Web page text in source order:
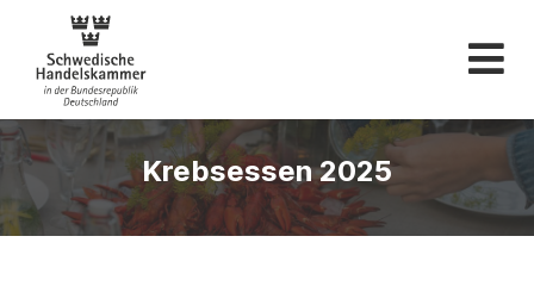
Schwedische
Krebsessen 2025